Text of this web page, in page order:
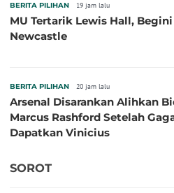
BERITA PILIHAN 19 jam lalu
MU Tertarik Lewis Hall,
Newcastle
BERITA PILIHAN 20 jam lalu
Arsenal Disarankan Alihkan
Marcus Rashford Setelah
Dapatkan Vinicius
SOROT